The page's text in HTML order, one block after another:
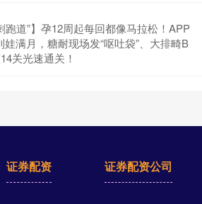
跑道”】孕12周起每回都像马拉松！APP
满月，糖耐现场发“呕吐袋”、大排畸B
关光速通关！
证券配资 证券配资公司